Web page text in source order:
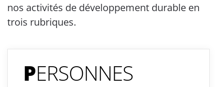
nos activités de développement durable en
trois rubriques.
PERSONNES